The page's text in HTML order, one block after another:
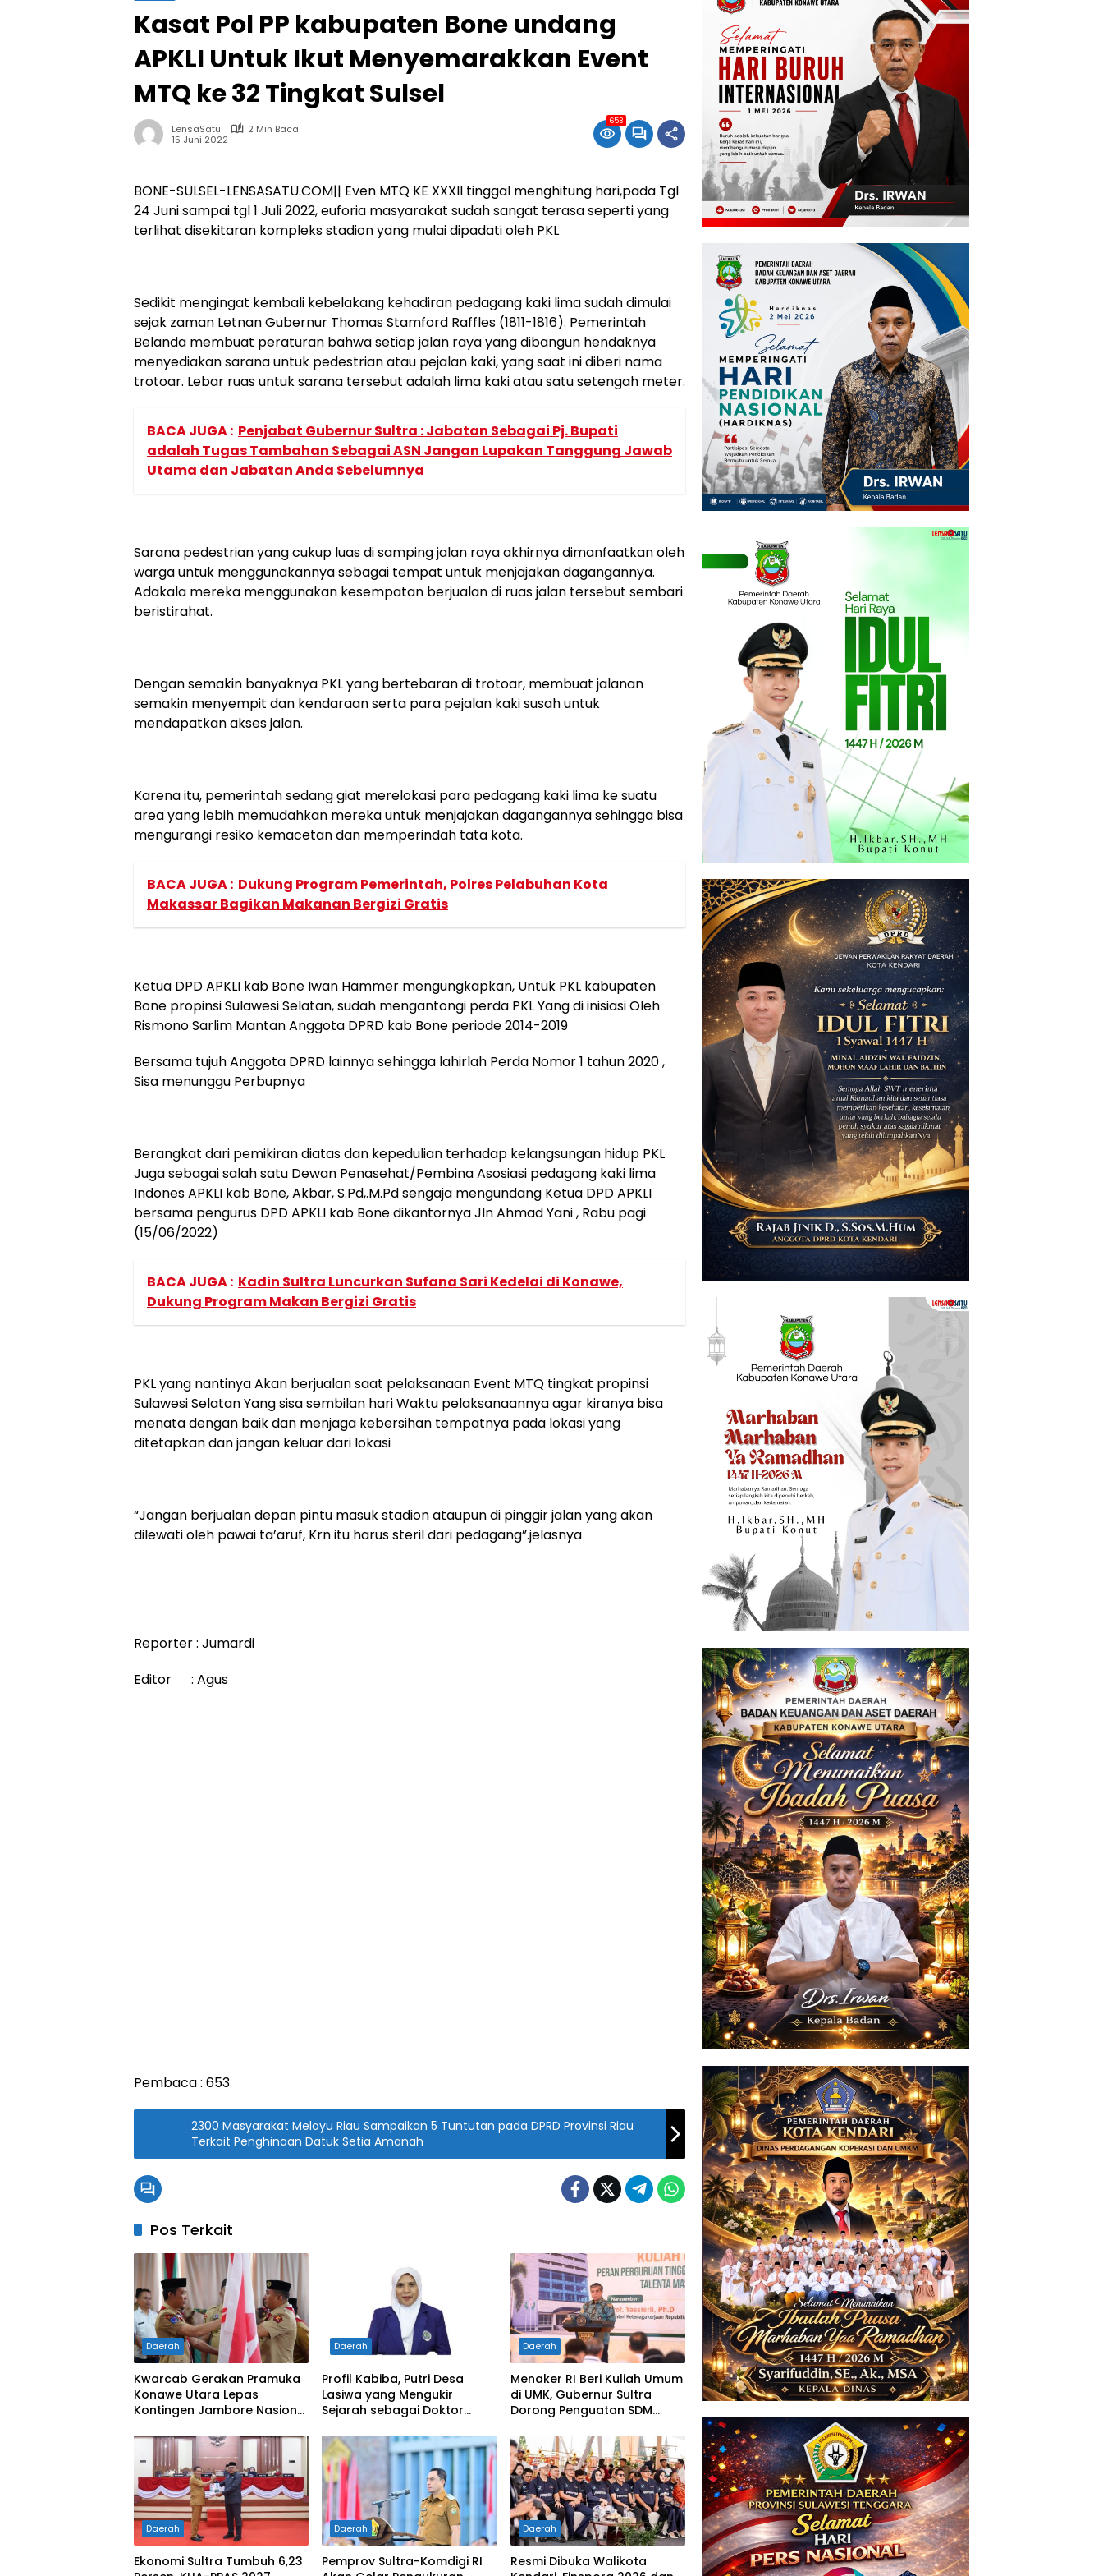
Kasat Pol PP kabupaten Bone undang
APKLI Untuk Ikut Menyemarakkan Event
MTQ ke 32 Tingkat Sulsel
LensaSatu
2 Min Baca
15 Juni 2022
653
BONE-SULSEL-LENSASATU.COM|| Even MTQ KE XXXII tinggal menghitung hari,pada Tgl
24 Juni sampai tgl 1 Juli 2022, euforia masyarakat sudah sangat terasa seperti yang
terlihat disekitaran kompleks stadion yang mulai dipadati oleh PKL
Sedikit mengingat kembali kebelakang kehadiran pedagang kaki lima sudah dimulai
sejak zaman Letnan Gubernur Thomas Stamford Raffles (1811-1816). Pemerintah
Belanda membuat peraturan bahwa setiap jalan raya yang dibangun hendaknya
menyediakan sarana untuk pedestrian atau pejalan kaki, yang saat ini diberi nama
trotoar. Lebar ruas untuk sarana tersebut adalah lima kaki atau satu setengah meter.
BACA JUGA : Penjabat Gubernur Sultra : Jabatan Sebagai Pj. Bupati
adalah Tugas Tambahan Sebagai ASN Jangan Lupakan Tanggung Jawab
Utama dan Jabatan Anda Sebelumnya
Sarana pedestrian yang cukup luas di samping jalan raya akhirnya dimanfaatkan oleh
warga untuk menggunakannya sebagai tempat untuk menjajakan dagangannya.
Adakala mereka menggunakan kesempatan berjualan di ruas jalan tersebut sembari
beristirahat.
Dengan semakin banyaknya PKL yang bertebaran di trotoar, membuat jalanan
semakin menyempit dan kendaraan serta para pejalan kaki susah untuk
mendapatkan akses jalan.
Karena itu, pemerintah sedang giat merelokasi para pedagang kaki lima ke suatu
area yang lebih memudahkan mereka untuk menjajakan dagangannya sehingga bisa
mengurangi resiko kemacetan dan memperindah tata kota.
BACA JUGA : Dukung Program Pemerintah, Polres Pelabuhan Kota
Makassar Bagikan Makanan Bergizi Gratis
Ketua DPD APKLI kab Bone Iwan Hammer mengungkapkan, Untuk PKL kabupaten
Bone propinsi Sulawesi Selatan, sudah mengantongi perda PKL Yang di inisiasi Oleh
Rismono Sarlim Mantan Anggota DPRD kab Bone periode 2014-2019
Bersama tujuh Anggota DPRD lainnya sehingga lahirlah Perda Nomor 1 tahun 2020 ,
Sisa menunggu Perbupnya
Berangkat dari pemikiran diatas dan kepedulian terhadap kelangsungan hidup PKL
Juga sebagai salah satu Dewan Penasehat/Pembina Asosiasi pedagang kaki lima
Indones APKLI kab Bone, Akbar, S.Pd,.M.Pd sengaja mengundang Ketua DPD APKLI
bersama pengurus DPD APKLI kab Bone dikantornya Jln Ahmad Yani , Rabu pagi
(15/06/2022)
BACA JUGA : Kadin Sultra Luncurkan Sufana Sari Kedelai di Konawe,
Dukung Program Makan Bergizi Gratis
PKL yang nantinya Akan berjualan saat pelaksanaan Event MTQ tingkat propinsi
Sulawesi Selatan Yang sisa sembilan hari Waktu pelaksanaannya agar kiranya bisa
menata dengan baik dan menjaga kebersihan tempatnya pada lokasi yang
ditetapkan dan jangan keluar dari lokasi
“Jangan berjualan depan pintu masuk stadion ataupun di pinggir jalan yang akan
dilewati oleh pawai ta’aruf, Krn itu harus steril dari pedagang”.jelasnya
Reporter : Jumardi
Editor : Agus
Pembaca : 653
2300 Masyarakat Melayu Riau Sampaikan 5 Tuntutan pada DPRD Provinsi Riau
Terkait Penghinaan Datuk Setia Amanah
Pos Terkait
Daerah
Kwarcab Gerakan Pramuka
Konawe Utara Lepas
Kontingen Jambore Nasional
Tunjukkan Karakter Generasi
Muda Konut yang Disiplin
dan Berprestasi
Daerah
Profil Kabiba, Putri Desa
Lasiwa yang Mengukir
Sejarah sebagai Doktor
Kelahirannya
Daerah
Menaker RI Beri Kuliah Umum
di UMK, Gubernur Sultra
Dorong Penguatan SDM
Kerja
Daerah
Ekonomi Sultra Tumbuh 6,23
Daerah
Pemprov Sultra-Komdigi RI
Daerah
Resmi Dibuka Walikota